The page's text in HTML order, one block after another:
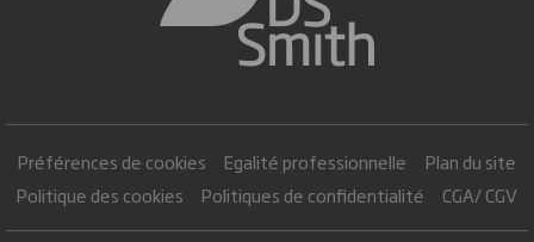
Préférences de cookies Egalité professionnelle
Plan du site
Politique des cookies
Politiques de confidentialité CGA/ CGV